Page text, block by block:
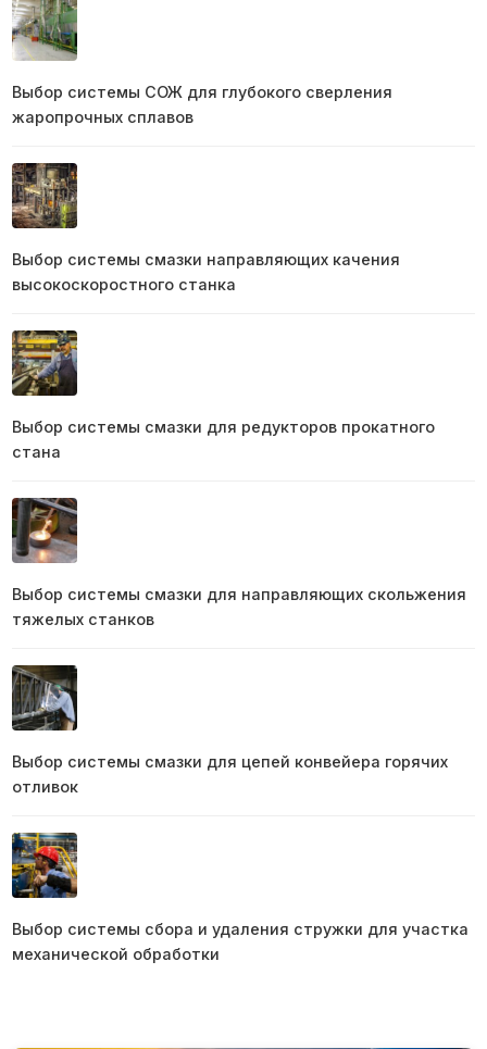
Выбор системы СОЖ для глубокого сверления
жаропрочных сплавов
Выбор системы смазки направляющих качения
высокоскоростного станка
Выбор системы смазки для редукторов прокатного
стана
Выбор системы смазки для направляющих скольжения
тяжелых станков
Выбор системы смазки для цепей конвейера горячих
отливок
Выбор системы сбора и удаления стружки для участка
механической обработки